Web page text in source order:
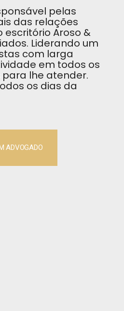
pelas
das relações
Aroso &
Liderando um
com larga
em todos os
lhe atender.
os dias da
ADVOGADO